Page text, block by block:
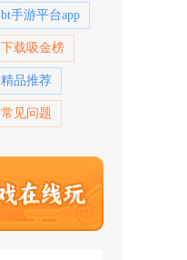
bt手游平台app
下载吸金榜
精品推荐
常见问题